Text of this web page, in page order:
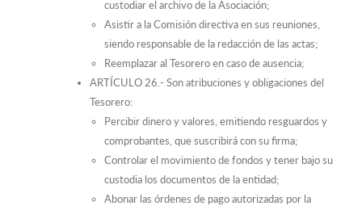
custodiar el archivo de la Asociación;
Asistir a la Comisión directiva en sus reuniones,
siendo responsable de la redacción de las actas;
Reemplazar al Tesorero en caso de ausencia;
ARTÍCULO 26.- Son atribuciones y obligaciones del
Tesorero:
Percibir dinero y valores, emitiendo resguardos y
comprobantes, que suscribirá con su firma;
Controlar el movimiento de fondos y tener bajo su
custodia los documentos de la entidad;
Abonar las órdenes de pago autorizadas por la